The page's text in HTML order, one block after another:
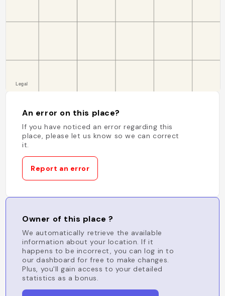
An error on this place?
If you have noticed an error regarding this
place, please let us know so we can correct
it.
Report an error
Owner of this place ?
We automatically retrieve the available
information about your location. If it
happens to be incorrect, you can log in to
our dashboard for free to make changes.
Plus, you'll gain access to your detailed
statistics as a bonus.